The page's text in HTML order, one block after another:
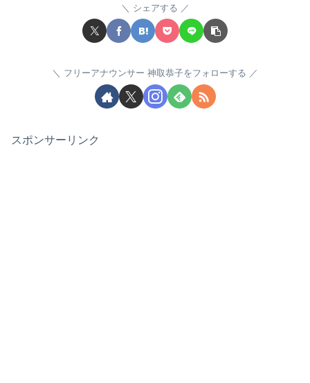
シェアする
フリーアナウンサー 神取恭子をフォローする
スポンサーリンク